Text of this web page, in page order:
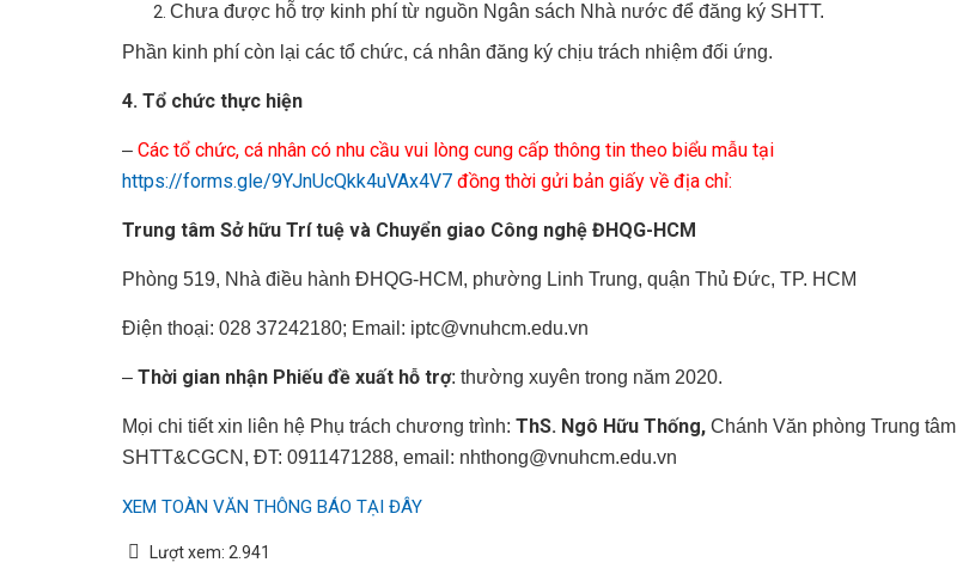
Chưa được hỗ trợ kinh phí từ nguồn Ngân sách Nhà nước để đăng ký SHTT.
Phần kinh phí còn lại các tổ chức, cá nhân đăng ký chịu trách nhiệm đối ứng.
4. Tổ chức thực hiện
– Các tổ chức, cá nhân có nhu cầu vui lòng cung cấp thông tin theo biểu mẫu tại
https://forms.gle/9YJnUcQkk4uVAx4V7 đồng thời gửi bản giấy về địa chỉ:
Trung tâm Sở hữu Trí tuệ và Chuyển giao Công nghệ ĐHQG-HCM
Phòng 519, Nhà điều hành ĐHQG-HCM, phường Linh Trung, quận Thủ Đức, TP. HCM
Điện thoại: 028 37242180; Email: iptc@vnuhcm.edu.vn
– Thời gian nhận Phiếu đề xuất hỗ trợ: thường xuyên trong năm 2020.
Mọi chi tiết xin liên hệ Phụ trách chương trình: ThS. Ngô Hữu Thống, Chánh Văn phòng Trung tâm
SHTT&CGCN, ĐT: 0911471288, email: nhthong@vnuhcm.edu.vn
XEM TOÀN VĂN THÔNG BÁO TẠI ĐÂY
Lượt xem: 2.941